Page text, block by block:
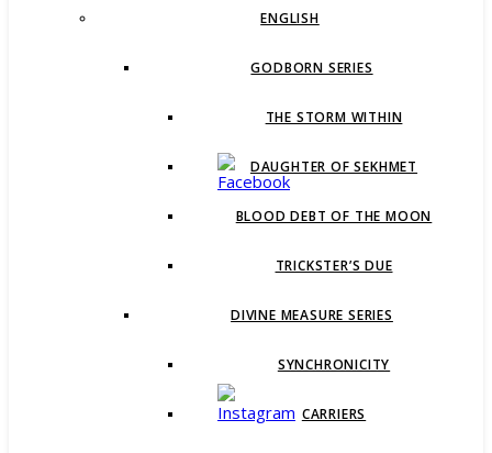
ENGLISH
GODBORN SERIES
THE STORM WITHIN
DAUGHTER OF SEKHMET
BLOOD DEBT OF THE MOON
TRICKSTER’S DUE
DIVINE MEASURE SERIES
SYNCHRONICITY
CARRIERS